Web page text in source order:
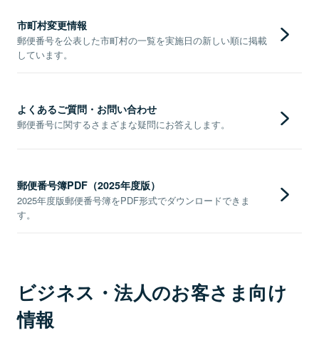
市町村変更情報
郵便番号を公表した市町村の一覧を実施日の新しい順に掲載
しています。
よくあるご質問・お問い合わせ
郵便番号に関するさまざまな疑問にお答えします。
郵便番号簿PDF（2025年度版）
2025年度版郵便番号簿をPDF形式でダウンロードできま
す。
ビジネス・法人のお客さま向け
情報